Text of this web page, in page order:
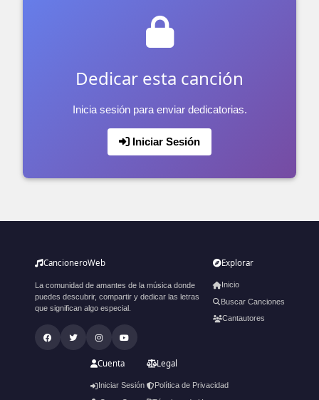
Dedicar esta canción
Inicia sesión para enviar dedicatorias.
Iniciar Sesión
CancioneroWeb
La comunidad de amantes de la música donde
puedes descubrir, compartir y dedicar las letras
que significan algo especial.
Explorar
Inicio
Buscar Canciones
Cantautores
Cuenta
Iniciar Sesión
Legal
Política de Privacidad